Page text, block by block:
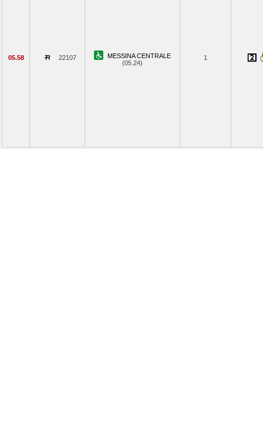
05.58 22107
MESSINA CENTRALE
(05.24)
1